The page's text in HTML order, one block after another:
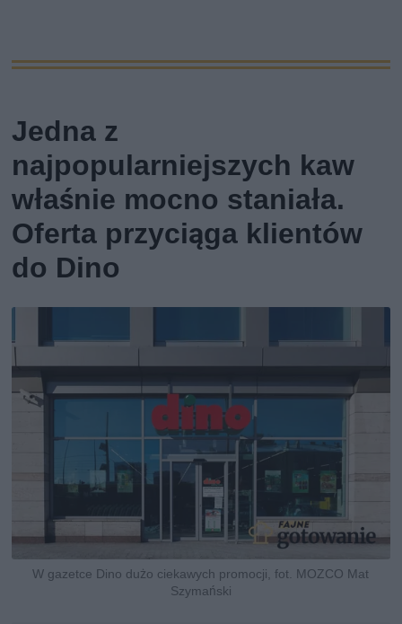
Jedna z
najpopularniejszych kaw
właśnie mocno staniała.
Oferta przyciąga klientów
do Dino
W gazetce Dino dużo ciekawych promocji, fot. MOZCO Mat
Szymański